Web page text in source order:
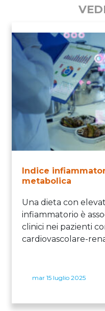
Indice
metabolica
Una dieta con
infiammatorio è
clinici nei pazienti
cardiovascolare-
mar 15 luglio 2025